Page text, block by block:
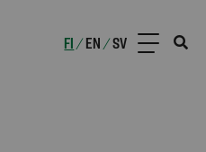
FI /EN /SV